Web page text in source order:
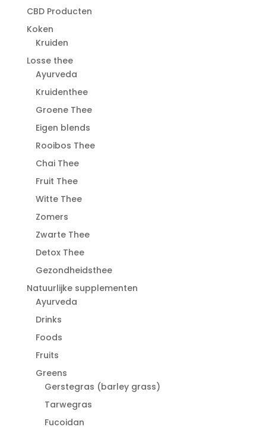
CBD Producten
Koken
Kruiden
Losse thee
Ayurveda
Kruidenthee
Groene Thee
Eigen blends
Rooibos Thee
Chai Thee
Fruit Thee
Witte Thee
Zomers
Zwarte Thee
Detox Thee
Gezondheidsthee
Natuurlijke supplementen
Ayurveda
Drinks
Foods
Fruits
Greens
Gerstegras (barley grass)
Tarwegras
Fucoidan